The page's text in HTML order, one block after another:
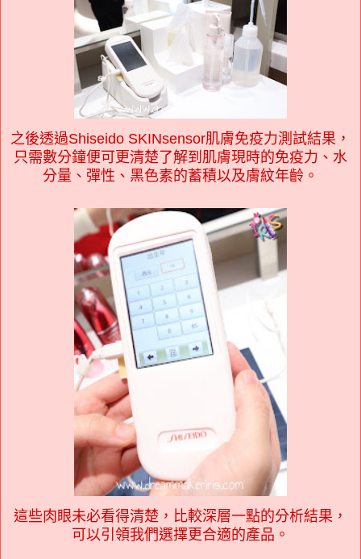
之後透過Shiseido SKINsensor肌膚免疫力測試結果，
只需數分鐘便可更清楚了解到肌膚現時的免疫力、水
分量、彈性、黑色素的蓄積以及膚紋年齡。
這些肉眼未必看得清楚，比較深層一點的分析結果，
可以引領我們選擇更合適的產品。